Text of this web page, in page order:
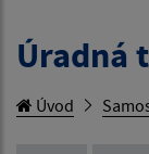
Úradná
Úvod